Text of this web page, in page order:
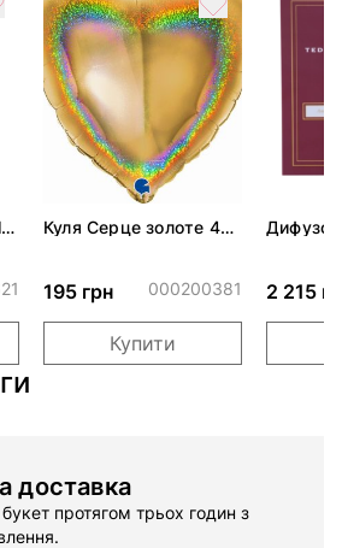
Куля Серце золоте 46
195 грн 000200381
Купити
Дифузор
2 215
доставка
протягом трьох годин з